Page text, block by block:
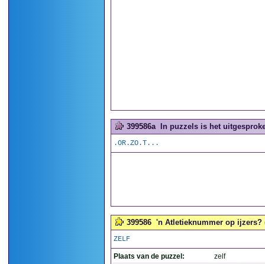
399586a In puzzels is het
.OR.ZO.T...
399586 'n Atletieknummer op ijzers?
ZELF
Plaats van de puzzel:
zelf